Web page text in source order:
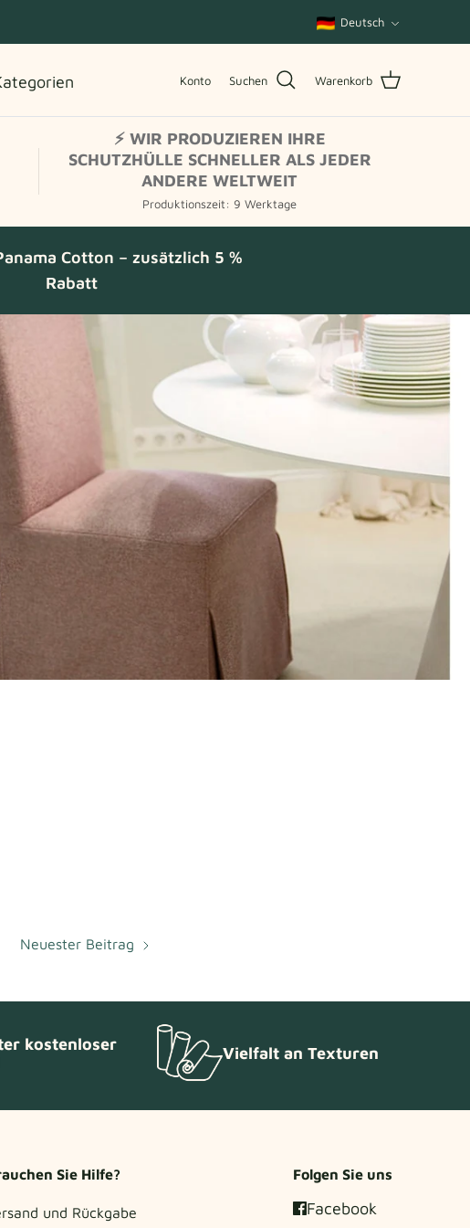
Sprache
Deutsch
Konto Suchen Warenkorb
⚡ WIR PRODUZIEREN IHRE
SCHUTZHÜLLE SCHNELLER ALS JEDER
ANDERE WELTWEIT
Produktionszeit: 9 Werktage
Cotton – zusätzlich 5 %
Rabatt
Neuester Beitrag
kostenloser
Vielfalt an Texturen
Sie Hilfe?
und Rückgabe
Folgen Sie uns
Facebook